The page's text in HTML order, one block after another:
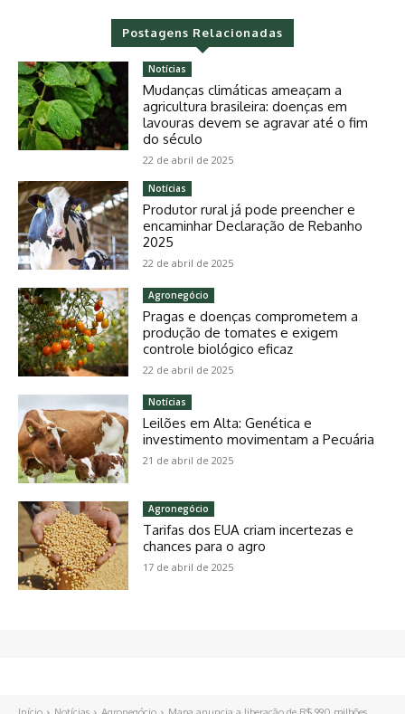
Postagens Relacionadas
Notícias
Mudanças climáticas ameaçam a
agricultura brasileira: doenças em
lavouras devem se agravar até o fim
do século
22 de abril de 2025
Notícias
Produtor rural já pode preencher e
encaminhar Declaração de Rebanho
2025
22 de abril de 2025
Agronegócio
Pragas e doenças comprometem a
produção de tomates e exigem
controle biológico eficaz
22 de abril de 2025
Notícias
Leilões em Alta: Genética e
investimento movimentam a Pecuária
21 de abril de 2025
Agronegócio
Tarifas dos EUA criam incertezas e
chances para o agro
17 de abril de 2025